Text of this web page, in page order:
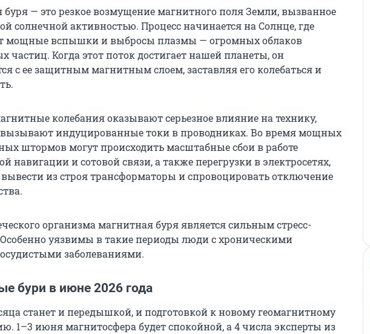
— это резкое возмущение магнитного поля Земли, вызванное
солнечной активностью. Процесс начинается на Солнце, где
мощные вспышки и выбросы плазмы — огромных облаков
частиц. Когда этот поток достигает нашей планеты, он
с ее защитным магнитным слоем, заставляя его колебаться и
колебания оказывают серьезное влияние на технику,
вызывают индуцированные токи в проводниках. Во время мощных
штормов могут происходить масштабные сбои в работе
навигации и сотовой связи, а также перегрузки в электросетях,
из строя трансформаторы и спровоцировать отключение
организма магнитная буря является сильным стресс-
уязвимы в такие периоды люди с хроническими
заболеваниями.
бури в июне 2026 года
станет и передышкой, и подготовкой к новому геомагнитному
1–3 июня магнитосфера будет спокойной, а 4 числа эксперты из